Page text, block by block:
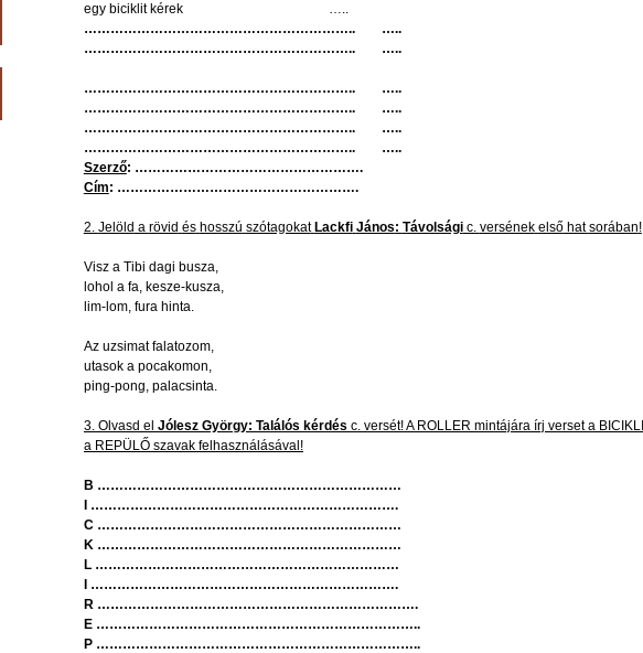
egy biciklit kérek…..
…………………………………………………….. …..
…………………………………………………….. …..
…………………………………………………….. …..
…………………………………………………….. …..
…………………………………………………….. …..
…………………………………………………….. …..
Szerző: …………………………………………….
Cím: ……………………………………………….
2. Jelöld a rövid és hosszú szótagokat Lackfi János: Távolságic. versének elsőhatsorában!
Visz a Tibi dagi busza,
lohol a fa, kesze-kusza,
lim-lom, fura hinta.
Az uzsimat falatozom,
utasok a pocakomon,
ping-pong, palacsinta.
3. Olvasd el Jólesz György: Találós kérdés c. versét! A ROLLER mintájára írj verseta BICIKLI
a REPÜLŐ szavak felhasználásával !
B ……………………………………………………………
…………………………………………………………….
C ……………………………………………………………
K ……………………………………………………………
L ……………………………………………………………
…………………………………………………………….
R ……………………………………………………………….
E ………………………………………………………………..
P ………………………………………………………………..